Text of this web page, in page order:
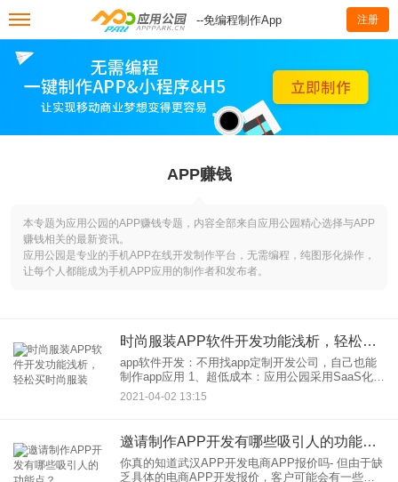
--免编程制作App 注册
APP赚钱
本专题为应用公园的APP赚钱专题，内容全部来自应用公园精心选择与APP
赚钱相关的最新资讯。
应用公园是专业的手机APP在线开发制作平台，无需编程，纯图形化操作，
让每个人都能成为手机APP应用的制作者和发布者。
时尚服装APP软件开发功能浅析，轻松买时尚服装
app软件开发：不用找app定制开发公司，自己也能
制作app应用 1、超低成本：应用公园采用SaaS化、
用户自己制作，app软件开发成本对比定制开发开
发，可以省90%以上！ 2、速
2021-04-02 13:15
邀请制作APP开发有哪些吸引人的功能点？
你真的知道武汉APP开发电商APP报价吗- 但由于缺
乏具体的电商APP开发报价，客户可能会有一些顾